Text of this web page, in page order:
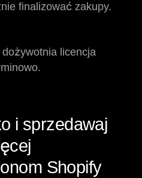
finalizować zakupy.
licencja
i sprzedawaj
Shopify